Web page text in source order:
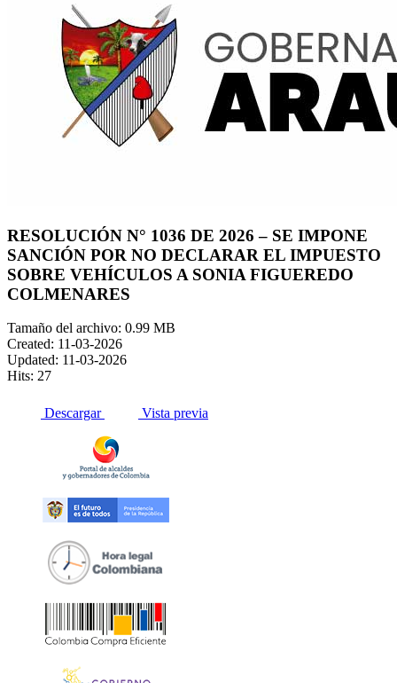
RESOLUCIÓN N° 1036 DE 2026 – SE IMPONE
SANCIÓN POR NO DECLARAR EL IMPUESTO
SOBRE VEHÍCULOS A SONIA FIGUEREDO
COLMENARES
Tamaño del archivo: 0.99 MB
Created: 11-03-2026
Updated: 11-03-2026
Hits: 27
Descargar Vista previa